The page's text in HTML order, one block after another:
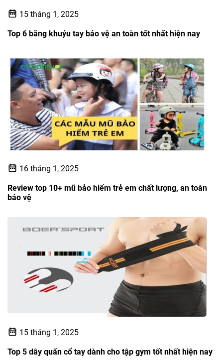
15 tháng 1, 2025
Top 6 băng khuỷu tay bảo vệ an toàn tốt nhất hiện nay
16 tháng 1, 2025
Review top 10+ mũ bảo hiểm trẻ em chất lượng, an toàn
bảo vệ
15 tháng 1, 2025
Top 5 dây quấn cổ tay dành cho tập gym tốt nhất hiện nay